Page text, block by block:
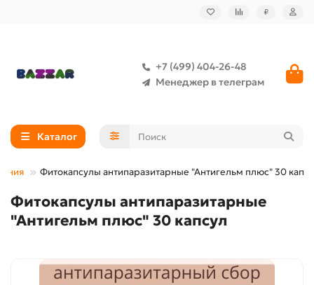
₽
+7 (499) 404-26-48
Менеджер в телеграм
Каталог
Фитокапсулы антипаразитарные "Антигельм плюс" 30
Фитокапсулы антипаразитарные
"Антигельм плюс" 30 капсул